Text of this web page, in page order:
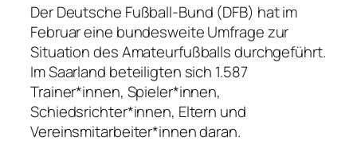
Der Deutsche Fußball-Bund (DFB) hat im
Februar eine bundesweite Umfrage zur
Situation des Amateurfußballs durchgeführt.
Im Saarland beteiligten sich 1.587
Trainer*innen, Spieler*innen,
Schiedsrichter*innen, Eltern und
Vereinsmitarbeiter*innen daran.